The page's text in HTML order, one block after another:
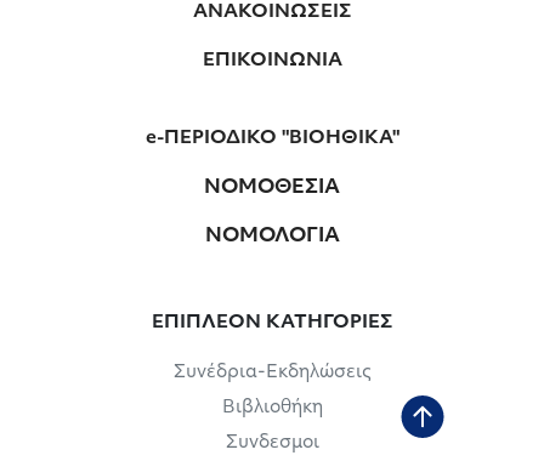
ΑΝΑΚΟΙΝΩΣΕΙΣ
ΕΠΙΚΟΙΝΩΝΙΑ
e-ΠΕΡΙΟΔΙΚΟ "ΒΙΟΗΘΙΚΑ"
ΝΟΜΟΘΕΣΙΑ
ΝΟΜΟΛΟΓΙΑ
ΕΠΙΠΛΕΟΝ ΚΑΤΗΓΟΡΙΕΣ
Συνέδρια-Εκδηλώσεις
Βιβλιοθήκη
Συνδεσμοι